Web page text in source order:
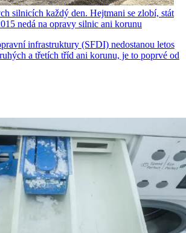
silnicích každý den. Hejtmani se zlobí, stát
nedá na opravy silnic ani korunu
infrastruktury (SFDI) nedostanou letos
a třetích tříd ani korunu, je to poprvé od